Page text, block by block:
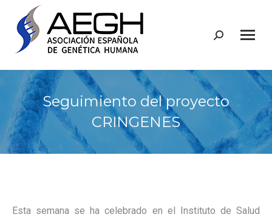
Buscar:
Seguimiento del proyecto
CRINGENES
Esta semana se ha celebrado en el Instituto de Salud